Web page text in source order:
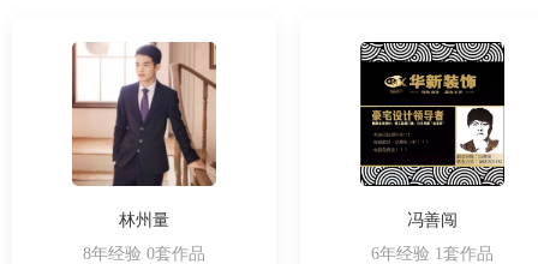
林州量
8年经验 0套作品
冯善闯
6年经验 1套作品